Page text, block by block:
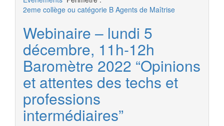
2eme collège ou catégorie B Agents de Maîtrise
Webinaire – lundi 5
décembre, 11h-12h
Baromètre 2022 “Opinions
et attentes des techs et
professions
intermédiaires”